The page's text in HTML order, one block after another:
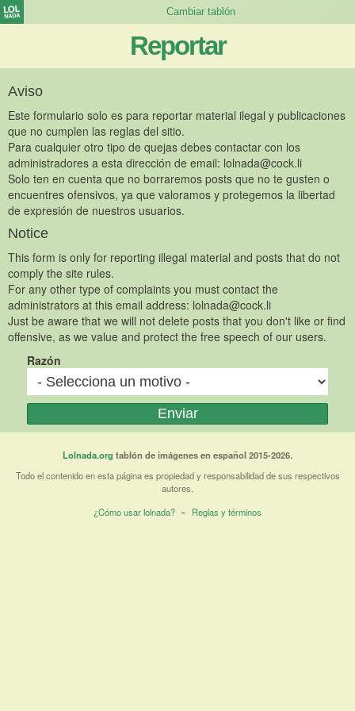
Reportar
Aviso
Este formulario solo es para reportar material ilegal y publicaciones
que no cumplen las reglas del sitio.
Para cualquier otro tipo de quejas debes contactar con los
administradores a esta dirección de email: lolnada@cock.li
Solo ten en cuenta que no borraremos posts que no te gusten o
encuentres ofensivos, ya que valoramos y protegemos la libertad
de expresión de nuestros usuarios.
Notice
This form is only for reporting illegal material and posts that do not
comply the site rules.
For any other type of complaints you must contact the
administrators at this email address: lolnada@cock.li
Just be aware that we will not delete posts that you don't like or find
offensive, as we value and protect the free speech of our users.
Razón
Lolnada.org tablón de imágenes en español 2015-2026.
Todo el contenido en esta página es propiedad y responsabilidad de sus respectivos
autores.
¿Cómo usar lolnada? ~ Reglas y términos